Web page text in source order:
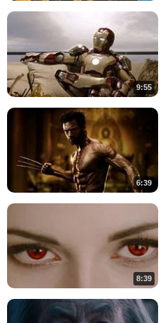
9:55
6:39
8:39